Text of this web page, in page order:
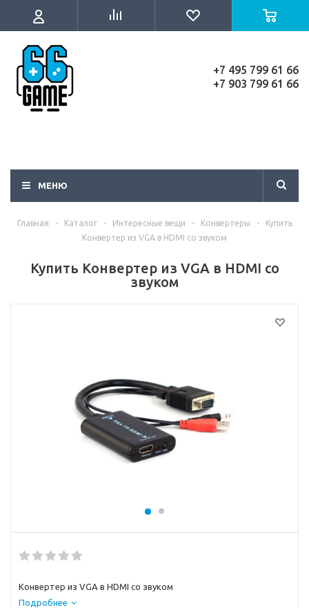
+7 495 799 61 66
+7 903 799 61 66
МЕНЮ
Главная - Каталог - Интересные вещи - Конвертеры -
Купить
Конвертер из VGA в HDMI со звуком
Купить Конвертер из VGA в HDMI со
звуком
Конвертер из VGA в HDMI со звуком
Подробнее